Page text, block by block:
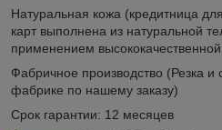
Натуральная кожа (кредитница
карт выполнена из натуральной
применением
Фабричное производство (Резка и
фабрике по нашему заказу)
Срок гарантии: 12 месяцев